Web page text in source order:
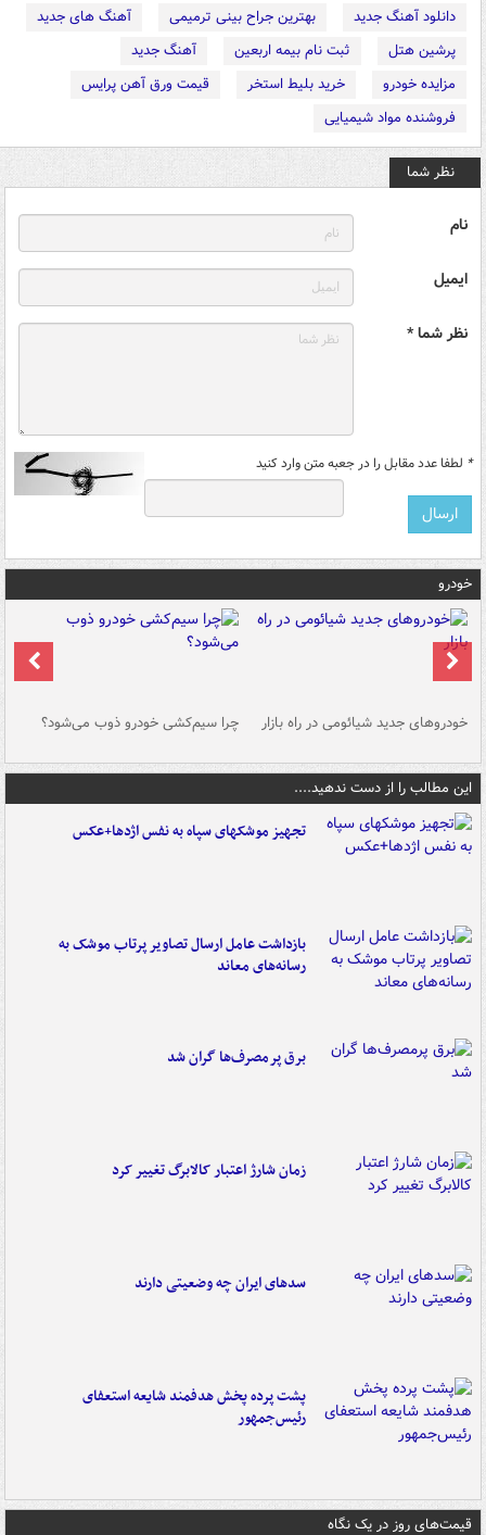
دانلود آهنگ جدید
بهترین جراح بینی ترمیمی
آهنگ های جدید
پرشین هتل
ثبت نام بیمه اربعین
آهنگ جدید
مزایده خودرو
خرید بلیط استخر
قیمت ورق آهن پرایس
فروشنده مواد شیمیایی
نظر شما
نام
ایمیل
نظر شما *
* لطفا عدد مقابل را در جعبه متن وارد کنید
خودرو
خودروهای جدید شیائومی در راه بازار چرا سیم‌کشی خودرو ذوب می‌شود؟
این مطالب را از دست ندهید....
تجهیز موشکهای سپاه به نفس اژدها+عکس
بازداشت عامل ارسال تصاویر پرتاب موشک به
رسانه‌های معاند
برق پرمصرف‌ها گران شد
زمان شارژ اعتبار کالابرگ تغییر کرد
سدهای ایران چه وضعیتی دارند
پشت پرده پخش هدفمند شایعه استعفای
رئیس‌جمهور
قیمت‌های روز در یک نگاه